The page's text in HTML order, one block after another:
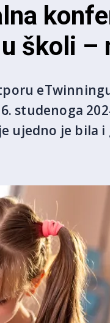
školi –
studenoga
ujedno je bila